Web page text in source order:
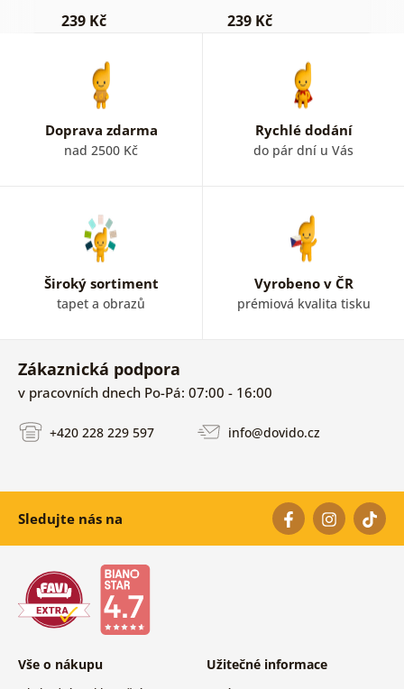
239 Kč 239 Kč
Doprava zdarma
nad 2500 Kč
Rychlé dodání
do pár dní u Vás
Široký sortiment
tapet a obrazů
Vyrobeno v ČR
prémiová kvalita tisku
Zákaznická podpora
v pracovních dnech Po-Pá: 07:00 - 16:00
+420 228 229 597 info@dovido.cz
Sledujte nás na
Vše o nákupu Užitečné informace